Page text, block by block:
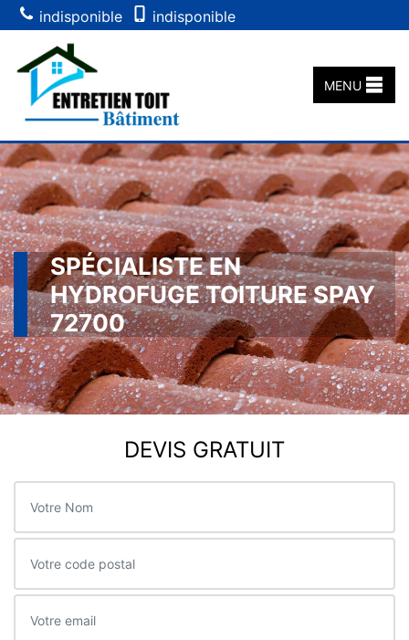
indisponible indisponible
MENU
SPÉCIALISTE EN
HYDROFUGE TOITURE SPAY
72700
DEVIS GRATUIT